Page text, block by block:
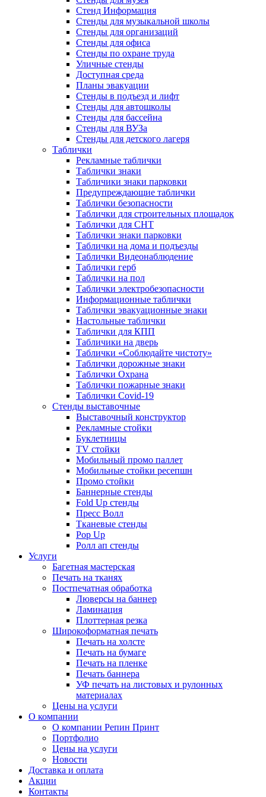
Стенд Информация
Стенды для музыкальной школы
Стенды для организаций
Стенды для офиса
Стенды по охране труда
Уличные стенды
Доступная среда
Планы эвакуации
Стенды в подъезд и лифт
Стенды для автошколы
Стенды для бассейна
Стенды для ВУЗа
Стенды для детского лагеря
Таблички
Рекламные таблички
Таблички знаки
Табличики знаки парковки
Предупреждающие таблички
Таблички безопасности
Таблички для строительных площадок
Таблички для СНТ
Таблички знаки парковки
Таблички на дома и подъезды
Таблички Видеонаблюдение
Таблички герб
Таблички на пол
Таблички электробезопасности
Информационные таблички
Таблички эвакуационные знаки
Настольные таблички
Таблички для КПП
Табличики на дверь
Таблички «Соблюдайте чистоту»
Таблички дорожные знаки
Таблички Охрана
Таблички пожарные знаки
Таблички Covid-19
Стенды выставочные
Выставочный конструктор
Рекламные стойки
Буклетницы
TV стойки
Мобильный промо паллет
Мобильные стойки ресепшн
Промо стойки
Баннерные стенды
Fold Up стенды
Пресс Волл
Тканевые стенды
Pop Up
Ролл ап стенды
Услуги
Багетная мастерская
Печать на тканях
Постпечатная обработка
Люверсы на баннер
Ламинация
Плоттерная резка
Широкоформатная печать
Печать на холсте
Печать на бумаге
Печать на пленке
Печать баннера
УФ печать на листовых и рулонных
материалах
Цены на услуги
О компании
О компании Репин Принт
Портфолио
Цены на услуги
Новости
Доставка и оплата
Акции
Контакты